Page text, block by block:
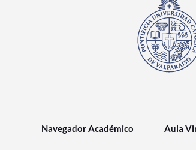
Navegador Académico Aula